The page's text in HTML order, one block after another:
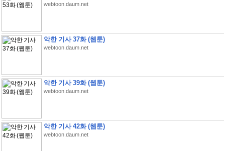
webtoon.daum.net
악한 기사 37화 (웹툰)
webtoon.daum.net
악한 기사 39화 (웹툰)
webtoon.daum.net
악한 기사 42화 (웹툰)
webtoon.daum.net